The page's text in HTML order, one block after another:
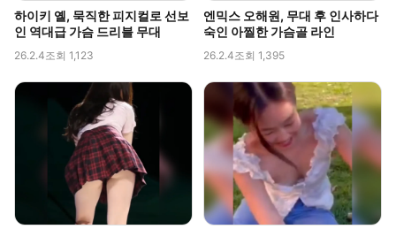
하이키 옐, 묵직한 피지컬로 선보
인 역대급 가슴 드리블 무대
26.2.4조회 1,123
엔믹스 오해원, 무대 후 인사하다
숙인 아찔한 가슴골 라인
26.2.4조회 1,395